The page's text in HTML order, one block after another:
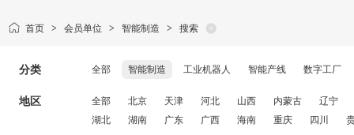
首页 > 会员单位 > 智能制造 > 搜索
分类 全部 智能制造 工业机器人 智能产线 数字工厂
地区 全部 北京 天津 河北 山西 内蒙古
辽宁
湖北
湖南 广东 广西 海南 重庆 四川